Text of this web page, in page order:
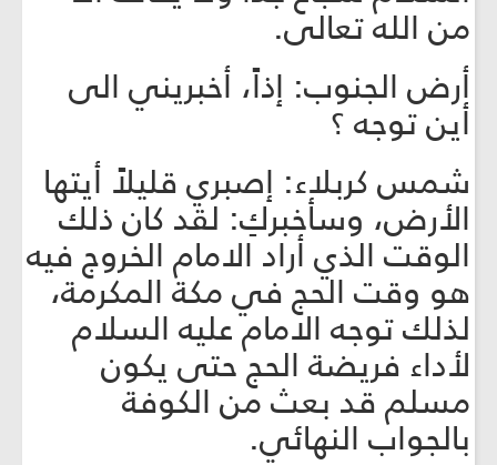
من الله تعالى.
أرض الجنوب: إذاً، أخبريني الى
أين توجه ؟
شمس كربلاء: إصبري قليلاً أيتها
الأرض، وسأخبركِ: لقد كان ذلك
الوقت الذي أراد الامام الخروج فيه
هو وقت الحج في مكة المكرمة،
لذلك توجه الامام عليه السلام
لأداء فريضة الحج حتى يكون
مسلم قد بعث من الكوفة
بالجواب النهائي.